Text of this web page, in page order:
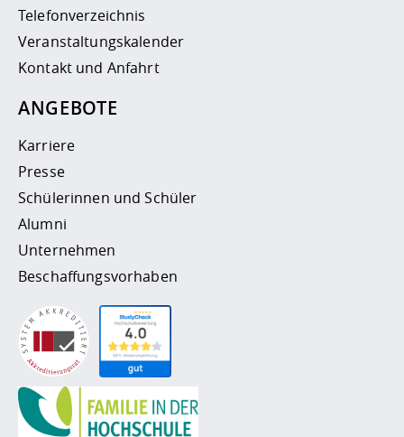
Telefonverzeichnis
Veranstaltungskalender
Kontakt und Anfahrt
ANGEBOTE
Karriere
Presse
Schülerinnen und Schüler
Alumni
Unternehmen
Beschaffungsvorhaben